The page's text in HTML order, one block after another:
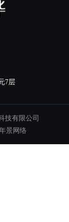
7层
技有限公司
景网络